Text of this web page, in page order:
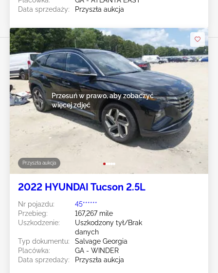
Data sprzedaży:
Przyszła aukcja
Przyszła aukcja
Przesuń w prawo, aby zobaczyć
więcej zdjęć
2022 HYUNDAI Tucson 2.5L
Nr pojazdu:
45******
Przebieg:
167,267 mile
Uszkodzenie:
Uszkodzony tył/Brak
danych
Typ dokumentu:
Salvage Georgia
Placówka:
GA - WINDER
Data sprzedaży:
Przyszła aukcja